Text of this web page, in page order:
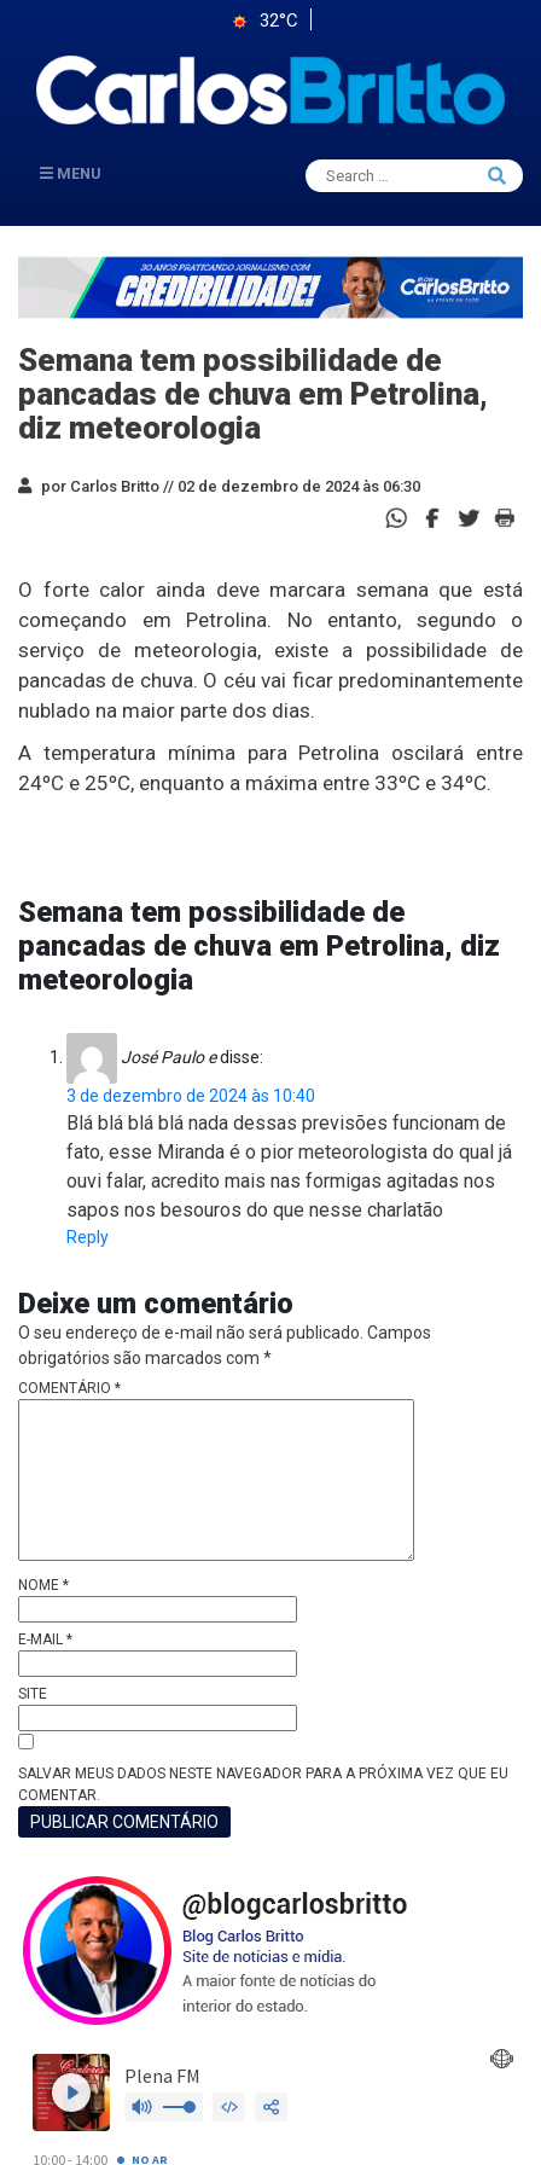
32°C
MENU
Search
for:
Search
Semana tem possibilidade de
pancadas de chuva em Petrolina,
diz meteorologia
por Carlos Britto // 02 de dezembro de 2024 às 06:30
O forte calor ainda deve marcara semana que está
começando em Petrolina. No entanto, segundo o
serviço de meteorologia, existe a possibilidade de
pancadas de chuva. O céu vai ficar predominantemente
nublado na maior parte dos dias.
A temperatura mínima para Petrolina oscilará entre
24ºC e 25ºC, enquanto a máxima entre 33ºC e 34ºC.
Semana tem possibilidade de
pancadas de chuva em Petrolina, diz
meteorologia
José Paulo edisse:
3 de dezembro de 2024 às 10:40
Blá blá blá blá nada dessas previsões funcionam de
fato, esse Miranda é o pior meteorologista do qual já
ouvi falar, acredito mais nas formigas agitadas nos
sapos nos besouros do que nesse charlatão
Reply
Deixe um comentário
O seu endereço de e-mail não será publicado. Campos
obrigatórios são marcados com *
COMENTÁRIO *
NOME *
E-MAIL *
SITE
SALVAR MEUS DADOS NESTE NAVEGADOR PARA A PRÓXIMA VEZ QUE EU
COMENTAR.